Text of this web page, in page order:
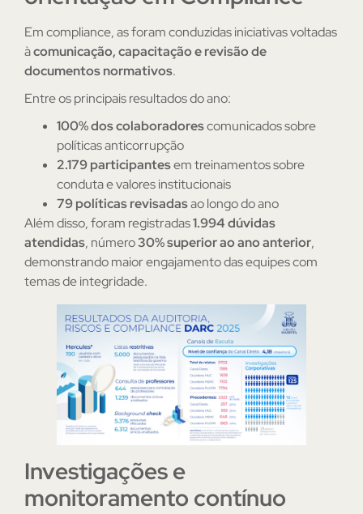
Em compliance, as foram conduzidas iniciativas voltadas
àcomunicação, capacitação e revisão de
documentos normativos.
Entre os principais resultados do ano:
100% dos colaboradorescomunicados sobre
políticas anticorrupção
2.179 participantesem treinamentos sobre
conduta e valores institucionais
79 políticas revisadasao longo do ano
Além disso, foram registradas1.994 dúvidas
atendidas, número30% superior ao ano anterior,
demonstrando maior engajamento das equipes com
temas de integridade.
Investigações e
monitoramento contínuo